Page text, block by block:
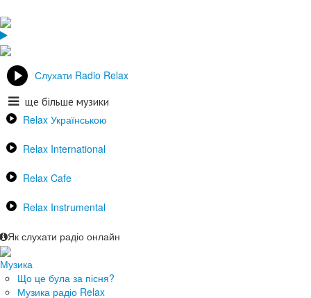
Слухати Radio Relax
ще більше музики
Relax Українською
Relax International
Relax Cafe
Relax Instrumental
Як слухати радіо онлайн
Музика
Що це була за пісня?
Музика радіо Relax